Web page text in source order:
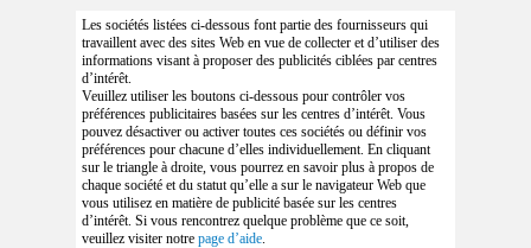
Les sociétés listées ci-dessous font partie des fournisseurs qui
travaillent avec des sites Web en vue de collecter et d’utiliser des
informations visant à proposer des publicités ciblées par centres
d’intérêt.
Veuillez utiliser les boutons ci-dessous pour contrôler vos
préférences publicitaires basées sur les centres d’intérêt. Vous
pouvez désactiver ou activer toutes ces sociétés ou définir vos
préférences pour chacune d’elles individuellement. En cliquant
sur le triangle à droite, vous pourrez en savoir plus à propos de
chaque société et du statut qu’elle a sur le navigateur Web que
vous utilisez en matière de publicité basée sur les centres
d’intérêt. Si vous rencontrez quelque problème que ce soit,
veuillez visiter notre page d’aide.